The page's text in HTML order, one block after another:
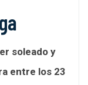
soleado y
entre los 23